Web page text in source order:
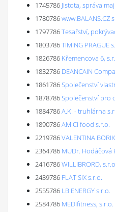
1745786 Jistota, správa
1780786www.BALANS.CZ
1797786Tesařství,
1803786TIMING PRAGUE
1826786 Křemencova 6,
1832786 DEANCAIN
1861786Společenství
1878786Společenství pro
1884786A.K. - truhlárna
1890786AMICI food s.r.o.
2219786VALENTINA
2364786 MUDr. Hodáčová
2416786WILLIBRORD,
2439786 FLAT SIX s.r.o.
2555786 LB ENERGY s.r.o.
2584786 MEDIfitness, s.r.o.